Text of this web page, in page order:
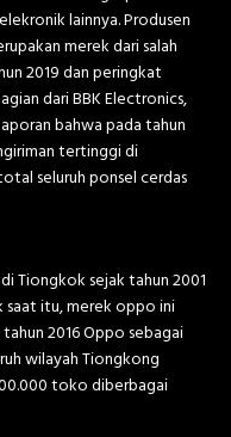
lainnya. Produsen
merek dari salah
2019 dan peringkat
dari BBK Electronics,
bahwa pada tahun
tertinggi di
seluruh ponsel cerdas
Tiongkok sejak tahun 2001
saat itu, merek oppo ini
2016 Oppo sebagai
wilayah Tiongkong
toko diberbagai